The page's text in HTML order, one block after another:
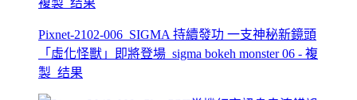
Pixnet-2102-006_SIGMA 持續發功 一支神秘新鏡頭
「虛化怪獸」即將登場_sigma bokeh monster 06 - 複
製_结果